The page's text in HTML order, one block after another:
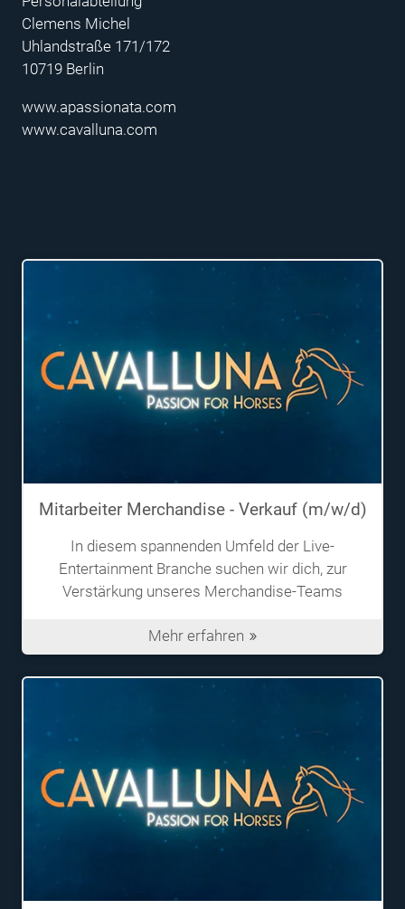
Clemens Michel
Uhlandstraße 171/172
10719 Berlin
www.apassionata.com
www.cavalluna.com
Mitarbeiter Merchandise - Verkauf (m/w/d)
In diesem spannenden Umfeld der Live-
Entertainment Branche suchen wir dich, zur
Verstärkung unseres Merchandise-Teams
Mehr erfahren